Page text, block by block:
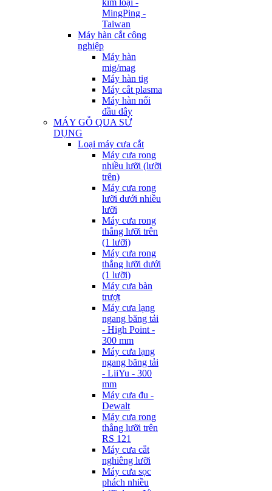
kim loại -
MingPing -
Taiwan
Máy hàn cắt công
nghiệp
Máy hàn
mig/mag
Máy hàn tig
Máy cắt plasma
Máy hàn nối
đầu dây
MÁY GỖ QUA SỬ
DỤNG
Loại máy cưa cắt
Máy cưa rong
nhiều lưỡi (lưỡi
trên)
Máy cưa rong
lưỡi dưới nhiều
lưỡi
Máy cưa rong
thẳng lưỡi trên
(1 lưỡi)
Máy cưa rong
thẳng lưỡi dưới
(1 lưỡi)
Máy cưa bàn
trượt
Máy cưa lạng
ngang băng tải
- High Point -
300 mm
Máy cưa lạng
ngang băng tải
- LiiYu - 300
mm
Máy cưa đu -
Dewalt
Máy cưa rong
thẳng lưỡi trên
RS 121
Máy cưa cắt
nghiêng lưỡi
Máy cưa sọc
phách nhiều